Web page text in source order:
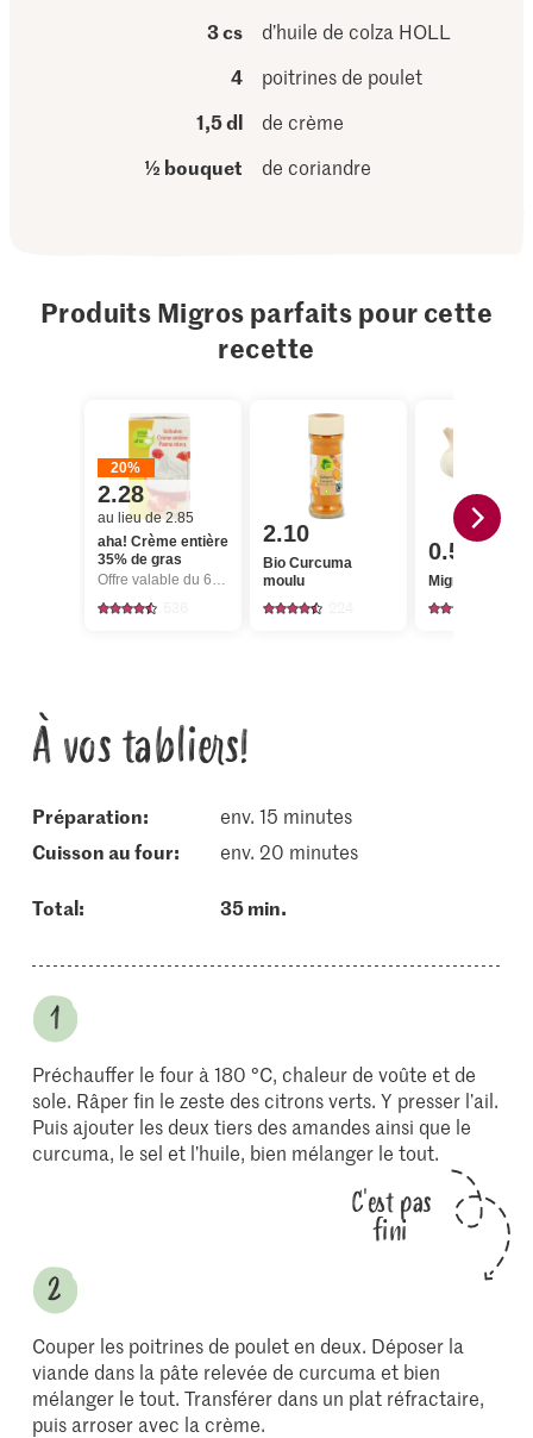
3 cs
d’huile de colza HOLL
4
poitrines de poulet
1,5 dl
de crème
½ bouquet
de coriandre
Produits Migros parfaits pour cette
recette
20%
2.28
au lieu de 2.85
aha! Crème entière
35% de gras
Offre valable du 6.8 au 12.8.2026, jusqu’à épuisement du stock.
2.10
Bio Curcuma
moulu
0.50
Migros Ail
À vos tabliers!
Préparation:
env. 15 minutes
cuisson au four:
env. 20 minutes
Total: 35 min.
Préchauffer le four à 180 °C, chaleur de voûte et de
sole. Râper fin le zeste des citrons verts. Y presser l’ail.
Puis ajouter les deux tiers des amandes ainsi que le
curcuma, le sel et l’huile, bien mélanger le tout.
C'est pas
fini
Couper les poitrines de poulet en deux. Déposer la
viande dans la pâte relevée de curcuma et bien
mélanger le tout. Transférer dans un plat réfractaire,
puis arroser avec la crème.